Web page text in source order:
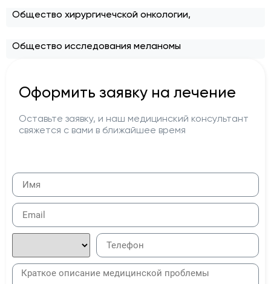
Общество хирургичечской онкологии,
Общество исследования меланомы
Оформить заявку на лечение
Оставьте заявку, и наш медицинский консультант
свяжется с вами в ближайшее время